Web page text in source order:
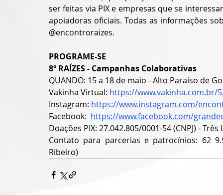
ser feitas via PIX e empresas que se
apoiadoras oficiais. Todas as informações
@encontroraizes.
PROGRAME-SE
8º RAÍZES - Campanhas Colaborativas
QUANDO: 15 a 18 de maio - Alto Paraíso de
Vakinha Virtual: https://www.vakinha.com.br/
Instagram: https://www.instagram.com/
Facebook: https://www.facebook.com/
Doações PIX: 27.042.805/0001-54 (CNPJ) -
Contato para parcerias e patrocínios: 62
Ribeiro)